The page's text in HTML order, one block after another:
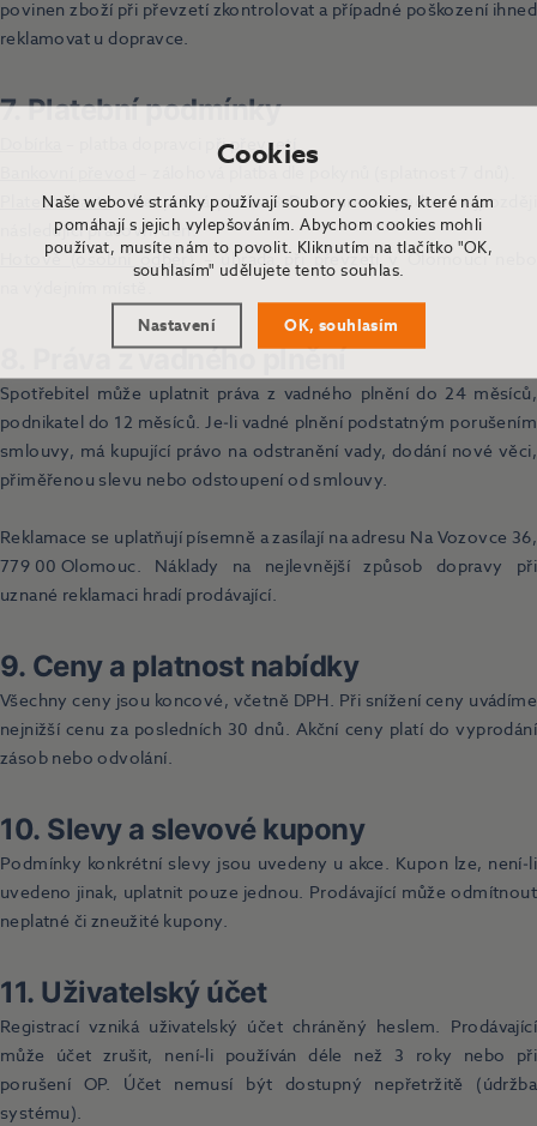
povinen zboží při převzetí zkontrolovat a případné poškození ihned
reklamovat u dopravce.
7. Platební podmínky
– platba dopravci při převzetí.
Platební karta– bezpečná platba 3‑D Secure, expedice nejpozději
následující pracovní den.
Hotově (osobní odběr)– úhrada při převzetí v Olomouci nebo
8. Práva z vadného plnění
Spotřebitel může uplatnit práva z vadného plnění do 24 měsíců,
podnikatel do 12 měsíců. Je‑li vadné plnění podstatným porušením
smlouvy, má kupující právo na odstranění vady, dodání nové věci,
přiměřenou slevu nebo odstoupení od smlouvy.
Reklamace se uplatňují písemně a zasílají na adresu Na Vozovce 36,
779 00 Olomouc. Náklady na nejlevnější způsob dopravy při
uznané reklamaci hradí prodávající.
9. Ceny a platnost nabídky
Všechny ceny jsou koncové, včetně DPH. Při snížení ceny uvádíme
nejnižší cenu za posledních 30 dnů. Akční ceny platí do vyprodání
zásob nebo odvolání.
10. Slevy a slevové kupony
Podmínky konkrétní slevy jsou uvedeny u akce. Kupon lze, není‑li
uvedeno jinak, uplatnit pouze jednou. Prodávající může odmítnout
neplatné či zneužité kupony.
11. Uživatelský účet
Registrací vzniká uživatelský účet chráněný heslem. Prodávající
může účet zrušit, není‑li používán déle než 3 roky nebo při
porušení OP. Účet nemusí být dostupný nepřetržitě (údržba
systému).
Cookies
Naše webové stránky používají soubory cookies, které nám
pomáhají s jejich vylepšováním. Abychom cookies mohli
používat, musíte nám to povolit. Kliknutím na tlačítko "OK,
souhlasím" udělujete tento souhlas.
Nastavení OK, souhlasím